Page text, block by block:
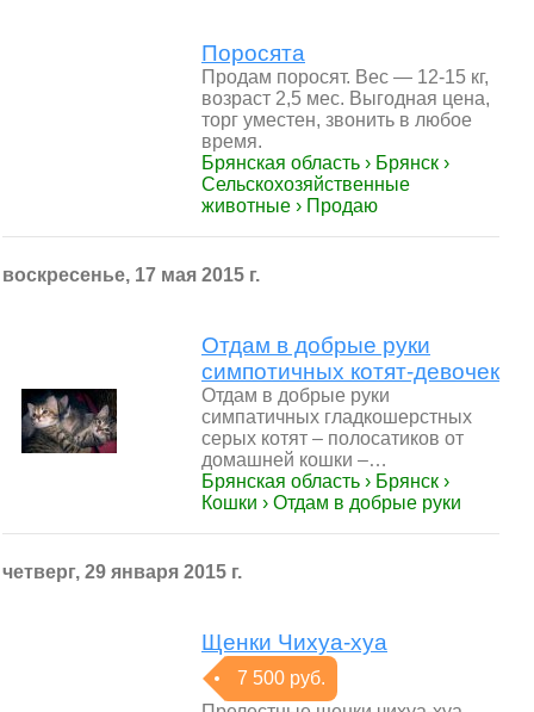
Поросята
Продам поросят. Вес — 12-15 кг,
возраст 2,5 мес. Выгодная цена,
торг уместен, звонить в любое
время.
Брянская область › Брянск ›
Сельскохозяйственные
животные › Продаю
воскресенье, 17 мая 2015 г.
Отдам в добрые руки
симпотичных котят-девочек
Отдам в добрые руки
симпатичных гладкошерстных
серых котят – полосатиков от
домашней кошки –…
Брянская область › Брянск ›
Кошки › Отдам в добрые руки
четверг, 29 января 2015 г.
Щенки Чихуа-хуа
7 500 руб.